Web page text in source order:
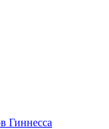
Гиннесса